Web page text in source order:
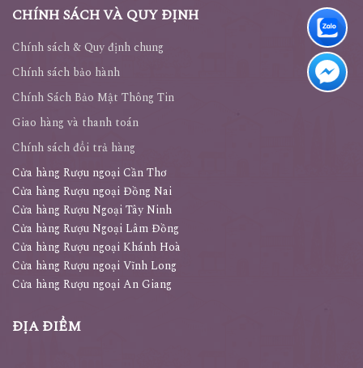
CHÍNH SÁCH VÀ QUY ĐỊNH
Chính sách & Quy định chung
Chính sách bảo hành
Chính Sách Bảo Mật Thông Tin
Giao hàng và thanh toán
Chính sách đổi trả hàng
Cửa hàng Rượu ngoại Cần Thơ
Cửa hàng Rượu ngoại Đồng Nai
Cửa hàng Rượu Ngoại Tây Ninh
Cửa hàng Rượu Ngoại Lâm Đồng
Cửa hàng Rượu ngoại Khánh Hoà
Cửa hàng Rượu ngoại Vĩnh Long
Cửa hàng Rượu ngoại An Giang
ĐỊA ĐIỂM